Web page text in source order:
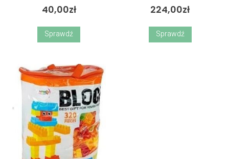
40,00zł
Sprawdź
224,00zł
Sprawdź